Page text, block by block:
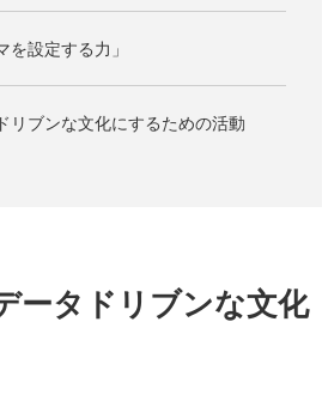
設定する力」
リブンな文化にするための活動
ータドリブンな文化